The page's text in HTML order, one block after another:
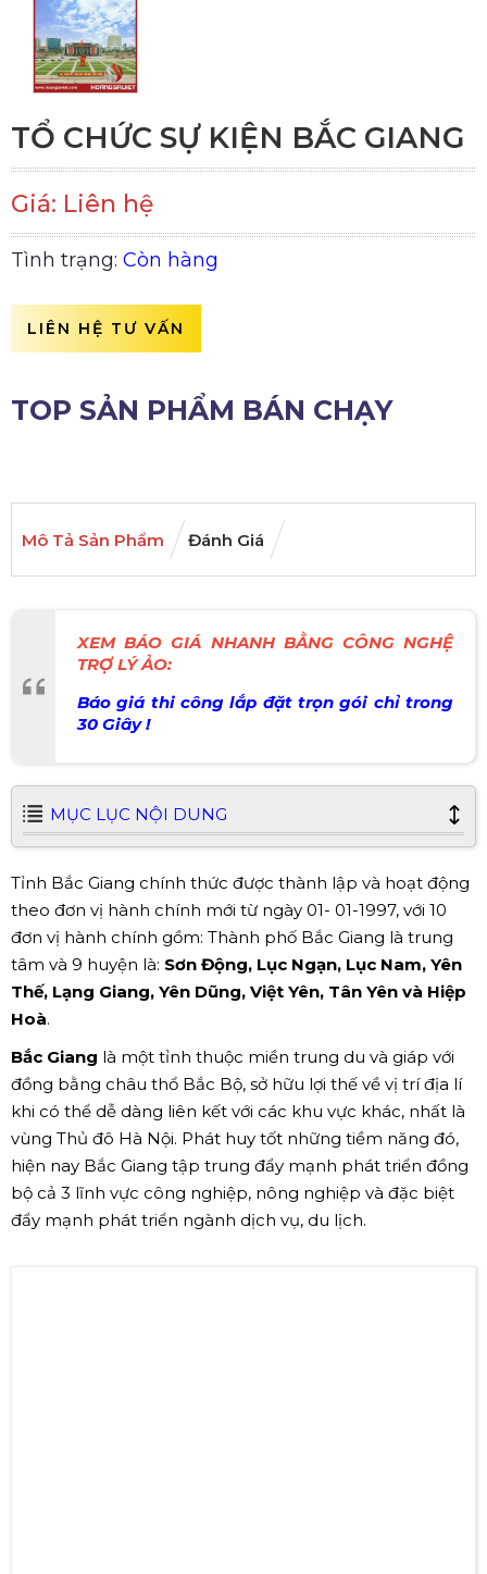
TỔ CHỨC SỰ KIỆN BẮC GIANG
Giá: Liên hệ
Tình trạng: Còn hàng
LIÊN HỆ TƯ VẤN
TOP SẢN PHẨM BÁN CHẠY
Mô Tả Sản Phẩm Đánh Giá
XEM BÁO GIÁ NHANH BẰNG CÔNG NGHỆ
TRỢ LÝ ẢO:
Báo giá thi công lắp đặt trọn gói chỉ trong
30 Giây !
MỤC LỤC NỘI DUNG
Tỉnh Bắc Giang chính thức được thành lập và hoạt động
theo đơn vị hành chính mới từ ngày 01- 01-1997, với 10
đơn vị hành chính gồm: Thành phố Bắc Giang là trung
tâm và 9 huyện là: Sơn Động, Lục Ngạn, Lục Nam, Yên
Thế, Lạng Giang, Yên Dũng, Việt Yên, Tân Yên và Hiệp
Hoà.
Bắc Giang là một tỉnh thuộc miền trung du và giáp với
đồng bằng châu thổ Bắc Bộ, sở hữu lợi thế về vị trí địa lí
khi có thể dễ dàng liên kết với các khu vực khác, nhất là
vùng Thủ đô Hà Nội. Phát huy tốt những tiềm năng đó,
hiện nay Bắc Giang tập trung đẩy mạnh phát triển đồng
bộ cả 3 lĩnh vực công nghiệp, nông nghiệp và đặc biệt
đẩy mạnh phát triển ngành dịch vụ, du lịch.